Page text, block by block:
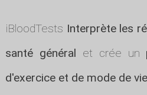
iBloodTests Interprète les
santé général et crée un
d'exercice et de mode de